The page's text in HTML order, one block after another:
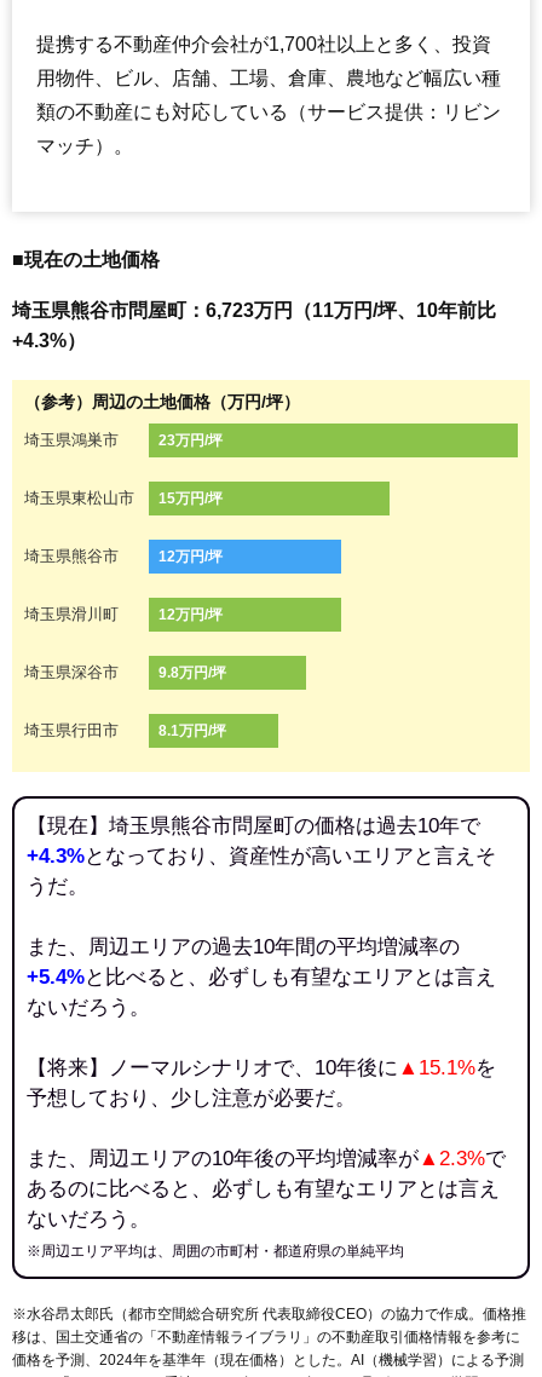
提携する不動産仲介会社が1,700社以上と多く、投資
用物件、ビル、店舗、工場、倉庫、農地など幅広い種
類の不動産にも対応している（サービス提供：リビン
マッチ）。
■現在の土地価格
埼玉県熊谷市問屋町：6,723万円（11万円/坪、10年前比
+4.3%）
（参考）周辺の土地価格（万円/坪）
埼玉県鴻巣市 23万円/坪
埼玉県東松山市 15万円/坪
埼玉県熊谷市 12万円/坪
埼玉県滑川町 12万円/坪
埼玉県深谷市 9.8万円/坪
埼玉県行田市 8.1万円/坪
【現在】埼玉県熊谷市問屋町の価格は過去10年で
+4.3%となっており、資産性が高いエリアと言えそ
うだ。
また、周辺エリアの過去10年間の平均増減率の
+5.4%と比べると、必ずしも有望なエリアとは言え
ないだろう。
【将来】ノーマルシナリオで、10年後に ▲15.1%を
予想しており、少し注意が必要だ。
また、周辺エリアの10年後の平均増減率が▲2.3%で
あるのに比べると、必ずしも有望なエリアとは言え
ないだろう。
※周辺エリア平均は、周囲の市町村・都道府県の単純平均
※水谷昂太郎氏（都市空間総合研究所 代表取締役CEO）の協力で作成。価格推
移は、国土交通省の「 不動産情報ライブラリ 」の不動産取引価格情報を参考に
価格を予測、2024年を基準年（現在価格）とした。AI（機械学習）による予測